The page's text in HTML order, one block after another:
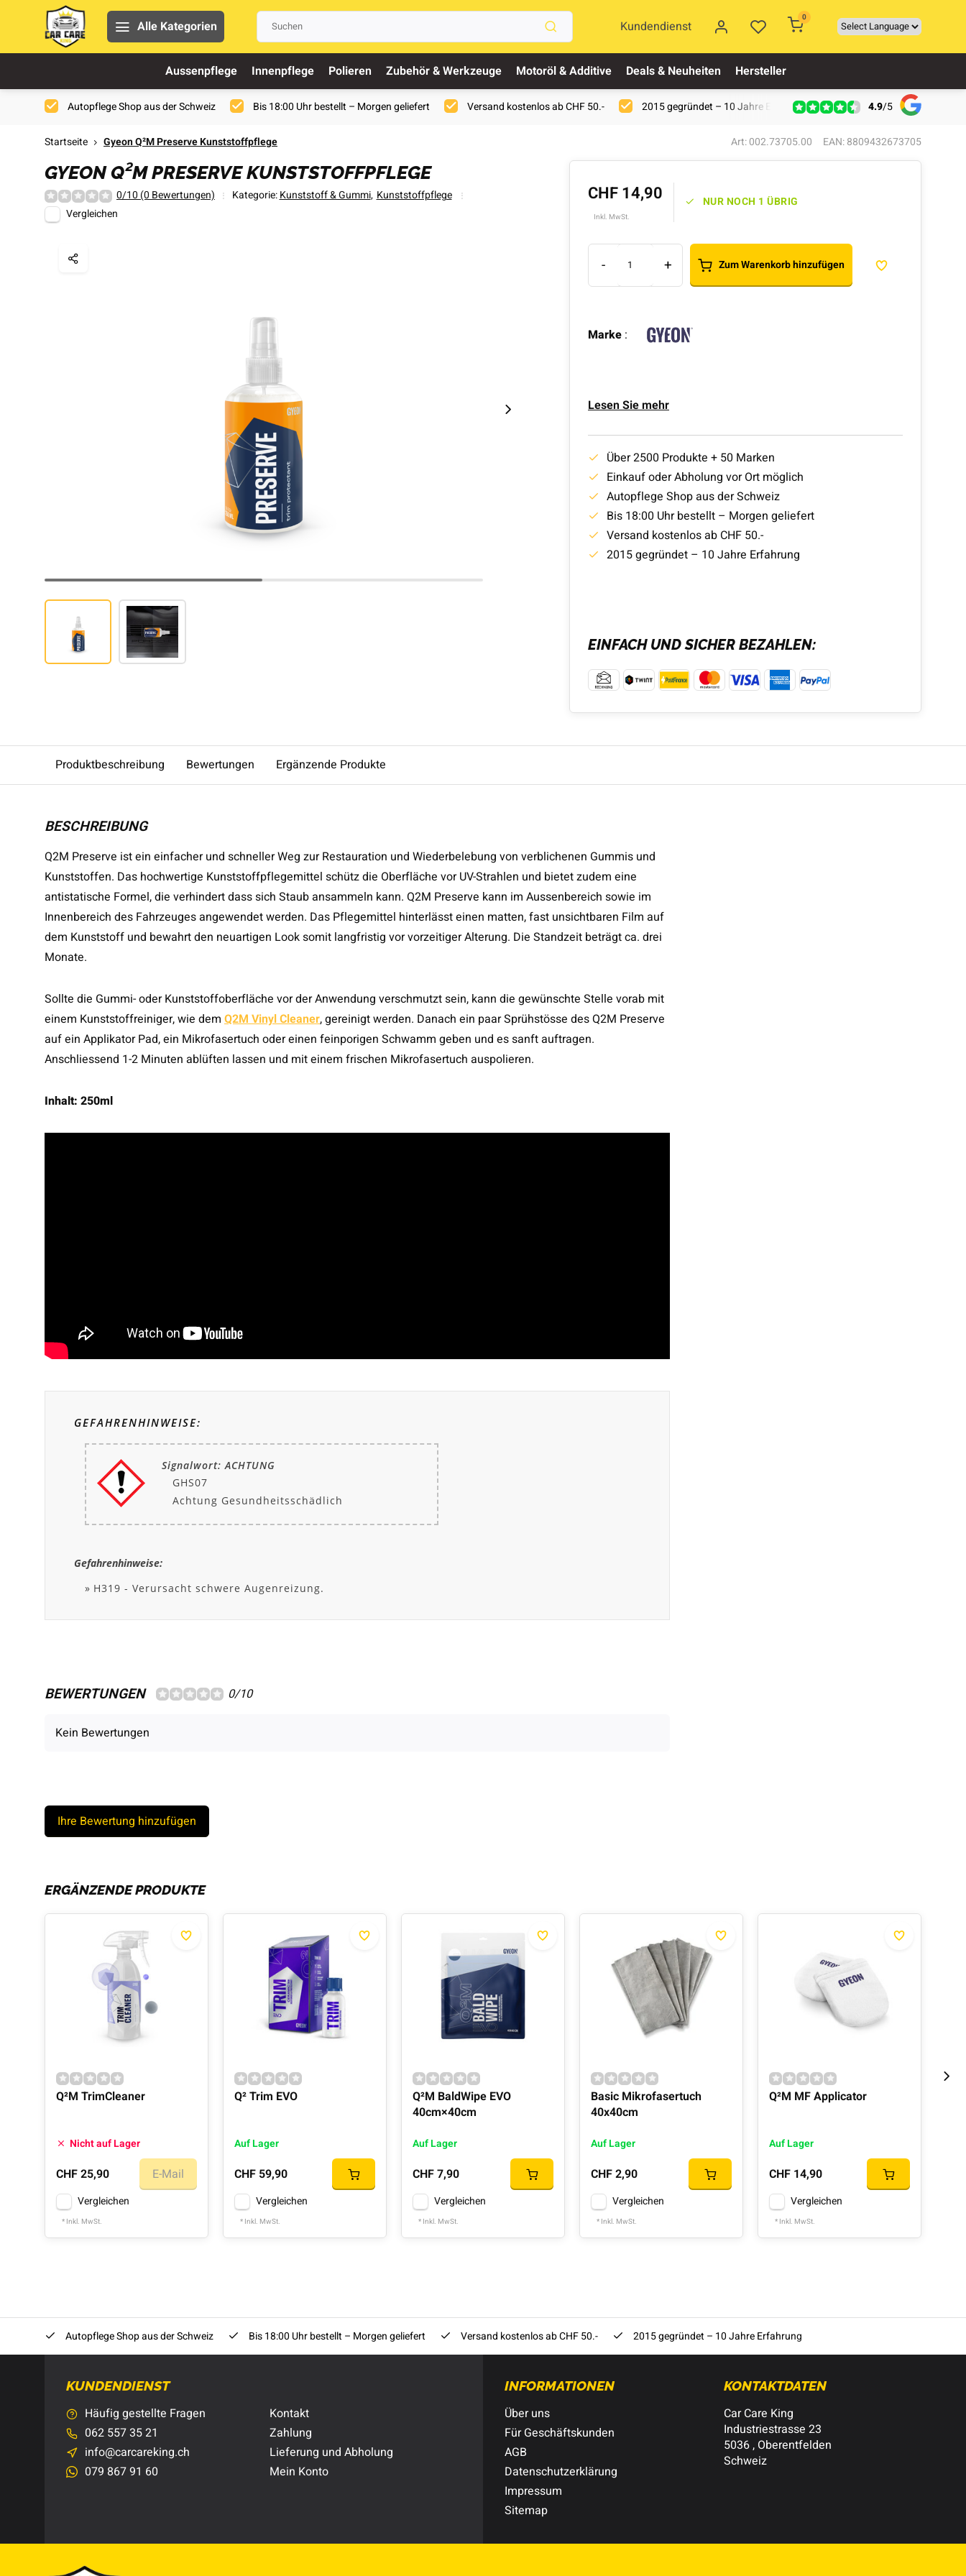
Alle Kategorien Kundendienst
0
Aussenpflege Innenpflege Polieren Zubehör & Werkzeuge Motoröl & Additive Deals & Neuheiten Hersteller
Autopflege Shop aus der Schweiz Bis 18:00 Uhr bestellt – Morgen geliefert Versand kostenlos ab CHF 50.- 2015 gegründet – 10 Jahre Erfahrung 4.9/5
Startseite Gyeon Q²M Preserve Kunststoffpflege Art: 002.73705.00 EAN: 8809432673705
GYEON Q²M PRESERVE KUNSTSTOFFPFLEGE
0/10 (0 Bewertungen) Kategorie:Kunststoff & Gummi, Kunststoffpflege
Vergleichen
CHF 14,90
Inkl. MwSt.
NUR NOCH 1 ÜBRIG
- + Zum Warenkorb hinzufügen
Marke :
Lesen Sie mehr
Über 2500 Produkte + 50 Marken
Einkauf oder Abholung vor Ort möglich
Autopflege Shop aus der Schweiz
Bis 18:00 Uhr bestellt – Morgen geliefert
Versand kostenlos ab CHF 50.-
2015 gegründet – 10 Jahre Erfahrung
EINFACH UND SICHER BEZAHLEN:
Produktbeschreibung Bewertungen Ergänzende Produkte
BESCHREIBUNG
Q2M Preserve ist ein einfacher und schneller Weg zur Restauration und Wiederbelebung von verblichenen Gummis und
Kunststoffen. Das hochwertige Kunststoffpflegemittel schütz die Oberfläche vor UV-Strahlen und bietet zudem eine
antistatische Formel, die verhindert dass sich Staub ansammeln kann. Q2M Preserve kann im Aussenbereich sowie im
Innenbereich des Fahrzeuges angewendet werden. Das Pflegemittel hinterlässt einen matten, fast unsichtbaren Film auf
dem Kunststoff und bewahrt den neuartigen Look somit langfristig vor vorzeitiger Alterung. Die Standzeit beträgt ca. drei
Monate.
Sollte die Gummi- oder Kunststoffoberfläche vor der Anwendung verschmutzt sein, kann die gewünschte Stelle vorab mit
einem Kunststoffreiniger, wie dem Q2M Vinyl Cleaner, gereinigt werden. Danach ein paar Sprühstösse des Q2M Preserve
auf ein Applikator Pad, ein Mikrofasertuch oder einen feinporigen Schwamm geben und es sanft auftragen.
Anschliessend 1-2 Minuten ablüften lassen und mit einem frischen Mikrofasertuch auspolieren.
Inhalt: 250ml
GEFAHRENHINWEISE:
Signalwort: ACHTUNG
GHS07
Achtung Gesundheitsschädlich
Gefahrenhinweise:
H319 - Verursacht schwere Augenreizung.
BEWERTUNGEN 0/10
Kein Bewertungen
Ihre Bewertung hinzufügen
ERGÄNZENDE PRODUKTE
Q²M TrimCleaner
Nicht auf Lager
CHF 25,90 E-Mail
Vergleichen
* Inkl. MwSt.
Q² Trim EVO
Auf Lager
CHF 59,90
Vergleichen
* Inkl. MwSt.
Q²M BaldWipe EVO
40cm×40cm
Auf Lager
CHF 7,90
Vergleichen
* Inkl. MwSt.
Basic Mikrofasertuch
40x40cm
Auf Lager
CHF 2,90
Vergleichen
* Inkl. MwSt.
Q²M MF Applicator
Auf Lager
CHF 14,90
Vergleichen
* Inkl. MwSt.
Autopflege Shop aus der Schweiz Bis 18:00 Uhr bestellt – Morgen geliefert Versand kostenlos ab CHF 50.- 2015 gegründet – 10 Jahre Erfahrung
KUNDENDIENST
Häufig gestellte Fragen
062 557 35 21
info@carcareking.ch
079 867 91 60
Kontakt
Zahlung
Lieferung und Abholung
Mein Konto
INFORMATIONEN
Über uns
Für Geschäftskunden
AGB
Datenschutzerklärung
Impressum
Sitemap
KONTAKTDATEN
Car Care King
Industriestrasse 23
5036 , Oberentfelden
Schweiz